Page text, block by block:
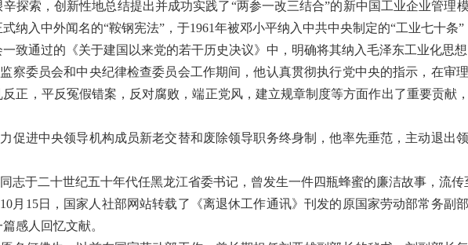
探索，创新性地总结提出并成功实践了“两参一改三结合”的新中国工业企业管理
纳入中外闻名的“鞍钢宪法”，于1961年被邓小平纳入中共中央制定的“工业七十条
一致通过的《关于建国以来党的若干历史决议》中，明确将其纳入毛泽东工业化思想
察委员会和中央纪律检查委员会工作期间，他认真贯彻执行党中央的指示，在审
反正，平反冤假错案，反对腐败，端正党风，建立规章制度等方面作出了重要贡献
促进中央领导机构成员新老交替和废除领导职务终身制，他率先垂范，主动退出
志于二十世纪五十年代任黑龙江省委书记，曾发生一件四瓶蜂蜜的廉洁故事，流传
10月15日，国家人社部网站转载了《离退休工作通讯》刊发的原国家劳动部常务
感人回忆文献。